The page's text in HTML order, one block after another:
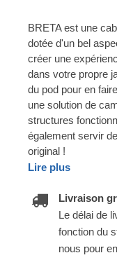
BRETA est une
dotée d'un bel
créer une
dans votre propre
du pod pour en
une solution de
structures
également servir
original !
Lire plus
Livraison
Le délai de
fonction du
nous pour